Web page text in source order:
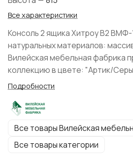
Все характеристики
Консоль 2 ящика Хитроу В2 ВМФ-
натуральных материалов:
Вилейская мебельная фабрика
коллекцию в цвете: "Артик/
Поставляется в разобранном
скрытого монтажа частичного
доводчиком (Hettich).
Подробности
Все товары Вилейская
Все товары категории